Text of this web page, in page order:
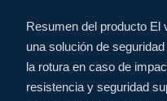
Resumen del producto El
una solución de
la rotura en caso de
resistencia y seguridad